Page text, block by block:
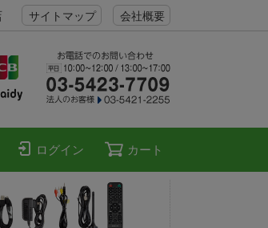
サイトマップ 会社概要
ログイン カート